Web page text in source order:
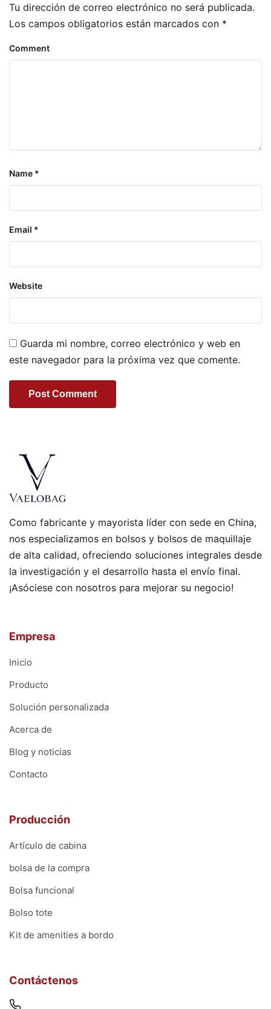
Tu dirección de correo electrónico no será publicada.
Los campos obligatorios están marcados con *
Comment
Name *
Email *
Website
Guarda mi nombre, correo electrónico y web en
este navegador para la próxima vez que comente.
Como fabricante y mayorista líder con sede en China,
nos especializamos en bolsos y bolsos de maquillaje
de alta calidad, ofreciendo soluciones integrales desde
la investigación y el desarrollo hasta el envío final.
¡Asóciese con nosotros para mejorar su negocio!
Empresa
Inicio
Producto
Solución personalizada
Acerca de
Blog y noticias
Contacto
Producción
Artículo de cabina
bolsa de la compra
Bolsa funcional
Bolso tote
Kit de amenities a bordo
Contáctenos